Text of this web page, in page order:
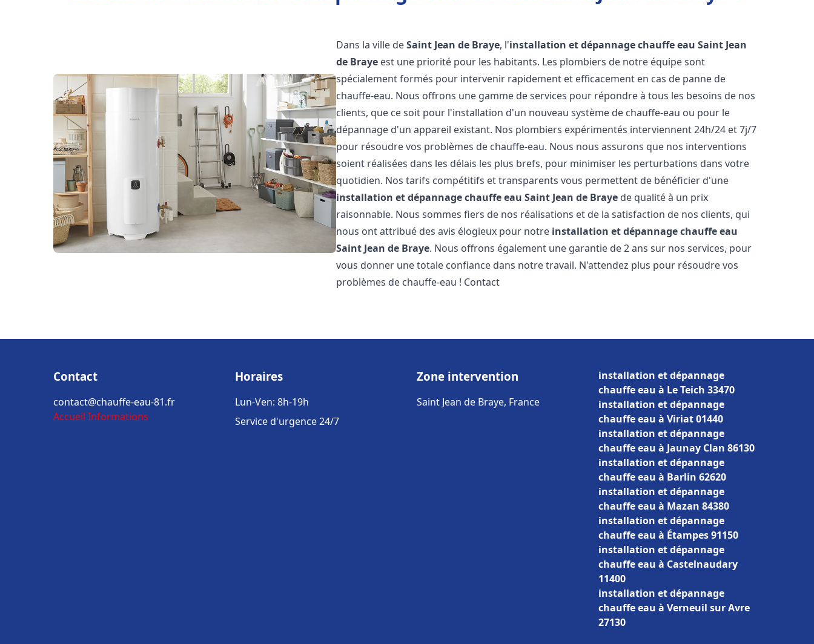
Dans la ville deSaint Jean de Braye, l'installation et dépannage chauffe eau Saint Jean
de Braye est une priorité pour les habitants. Les plombiers de notre équipe sont
spécialement formés pour intervenir rapidement et efficacement en cas de panne de
chauffe-eau. Nous offrons une gamme de services pour répondre à tous les besoins de nos
clients, que ce soit pour l'installation d'un nouveau système de chauffe-eau ou pour le
dépannage d'un appareil existant. Nos plombiers expérimentés interviennent 24h/24 et 7j/7
pour résoudre vos problèmes de chauffe-eau. Nous nous assurons que nos interventions
soient réalisées dans les délais les plus brefs, pour minimiser les perturbations dans votre
quotidien. Nos tarifs compétitifs et transparents vous permettent de bénéficier d'une
installation et dépannage chauffe eau Saint Jean de Braye de qualité à un prix
raisonnable. Nous sommes fiers de nos réalisations et de la satisfaction de nos clients, qui
nous ont attribué des avis élogieux pour notre installation et dépannage chauffe eau
Saint Jean de Braye. Nous offrons également une garantie de 2 ans sur nos services, pour
vous donner une totale confiance dans notre travail. N'attendez plus pour résoudre vos
problèmes de chauffe-eau ! Contact
Contact
contact@chauffe-eau-81.fr
Accueil Informations
Horaires
Lun-Ven: 8h-19h
Service d'urgence 24/7
Zone intervention
Saint Jean de Braye, France
installation et dépannage
chauffe eau à Le Teich 33470
installation et dépannage
chauffe eau à Viriat 01440
installation et dépannage
chauffe eau à Jaunay Clan 86130
installation et dépannage
chauffe eau à Barlin 62620
installation et dépannage
chauffe eau à Mazan 84380
installation et dépannage
chauffe eau à Étampes 91150
installation et dépannage
chauffe eau à Castelnaudary
11400
installation et dépannage
chauffe eau à Verneuil sur Avre
27130